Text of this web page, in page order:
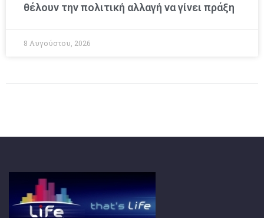
θέλουν την πολιτική αλλαγή να γίνει πράξη
8 Αυγούστου, 2026